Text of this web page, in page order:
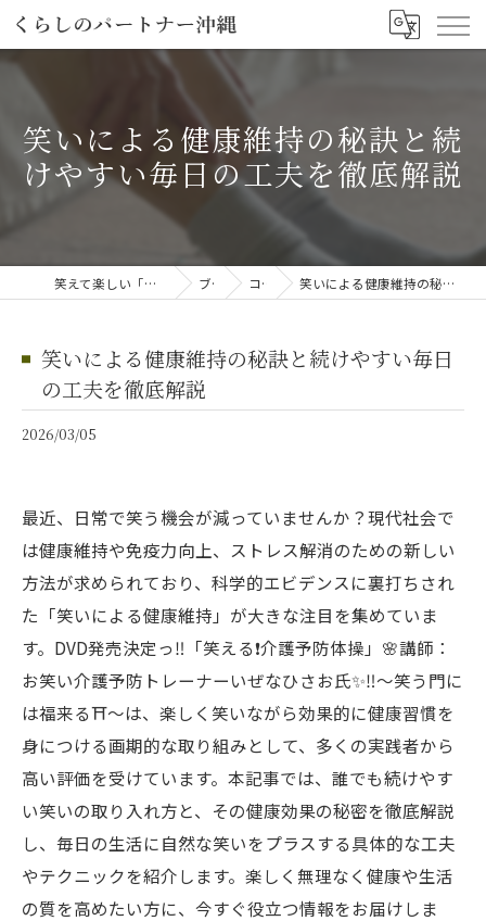
笑いによる健康維持の秘訣と続
けやすい毎日の工夫を徹底解説
笑えて楽しい「笑える介護予防体操教室」 ブログ コラム 笑いによる健康維持の秘訣と続けやすい毎日の工夫を徹底解説
笑いによる健康維持の秘訣と続けやすい毎日
の工夫を徹底解説
2026/03/05
最近、日常で笑う機会が減っていませんか？現代社会で
は健康維持や免疫力向上、ストレス解消のための新しい
方法が求められており、科学的エビデンスに裏打ちされ
た「笑いによる健康維持」が大きな注目を集めていま
す。DVD発売決定っ‼️「笑える❗️介護予防体操」🌸講師：
お笑い介護予防トレーナーいぜなひさお氏✨‼️〜笑う門に
は福来る⛩️〜は、楽しく笑いながら効果的に健康習慣を
身につける画期的な取り組みとして、多くの実践者から
高い評価を受けています。本記事では、誰でも続けやす
い笑いの取り入れ方と、その健康効果の秘密を徹底解説
し、毎日の生活に自然な笑いをプラスする具体的な工夫
やテクニックを紹介します。楽しく無理なく健康や生活
の質を高めたい方に、今すぐ役立つ情報をお届けしま